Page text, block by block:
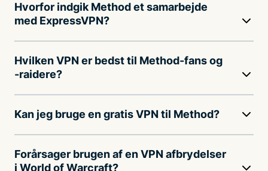
Hvorfor indgik Method et samarbejde
med ExpressVPN?
Hvilken VPN er bedst til Method-fans og
-raidere?
Kan jeg bruge en gratis VPN til Method?
Forårsager brugen af en VPN afbrydelser
i World of Warcraft?